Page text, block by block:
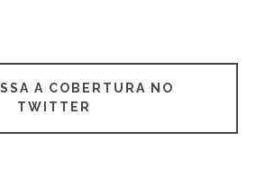
A COBERTURA NO
TWITTER